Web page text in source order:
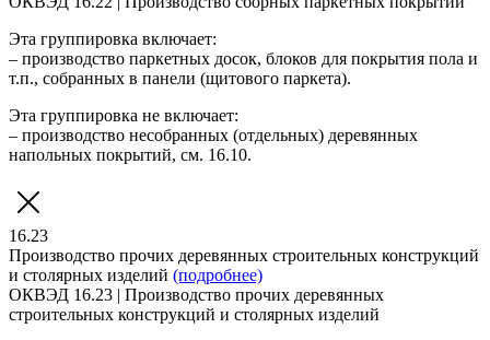
Эта группировка включает:
– производство паркетных досок, блоков для покрытия пола и
т.п., собранных в панели (щитового паркета).
Эта группировка не включает:
– производство несобранных (отдельных) деревянных
напольных покрытий, см. 16.10.
16.23
Производство прочих деревянных строительных конструкций
и столярных изделий (подробнее)
ОКВЭД 16.23 | Производство прочих деревянных
строительных конструкций и столярных изделий